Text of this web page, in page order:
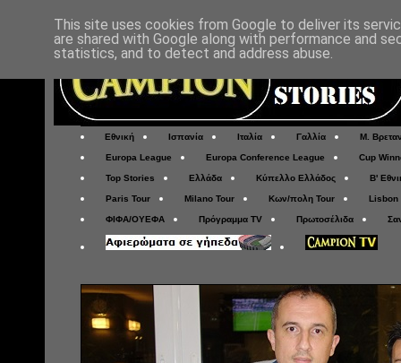
Εθνική Ισπανία Ιταλία Γαλλία Μ.
Europa League Europa Conference League Cup
Top Stories Ελλάδα Κύπελλο Ελλάδος Β'
Paris Tour Milano Tour Κων/πολη Tour Lisbon
ΦΙΦΑ/ΟΥΕΦΑ Πρόγραμμα TV Πρωτοσέλιδα
This site uses cookies from Google to deliver its
are shared with Google along with performance and
statistics, and to detect and address abuse.